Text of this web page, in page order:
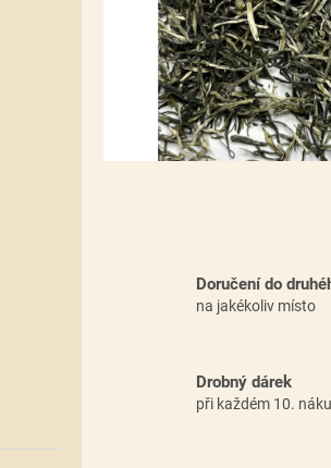
Doručení do
na jakékoliv místo
Drobný dárek
při každém 10.